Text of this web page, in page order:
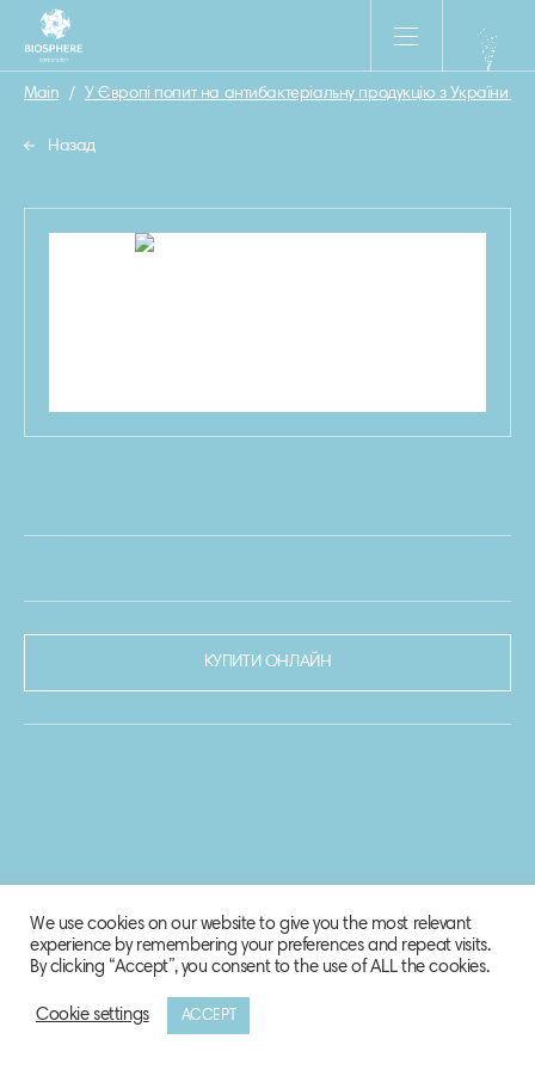
Main / У Європі попит на антибактеріальну продукцію з України
Назад
КУПИТИ ОНЛАЙН
© 2020-2021 Biosphere Corporation.
We use cookies on our website to give you the most relevant
experience by remembering your preferences and repeat visits.
By clicking “Accept”, you consent to the use of ALL the cookies.
Cookie settings ACCEPT